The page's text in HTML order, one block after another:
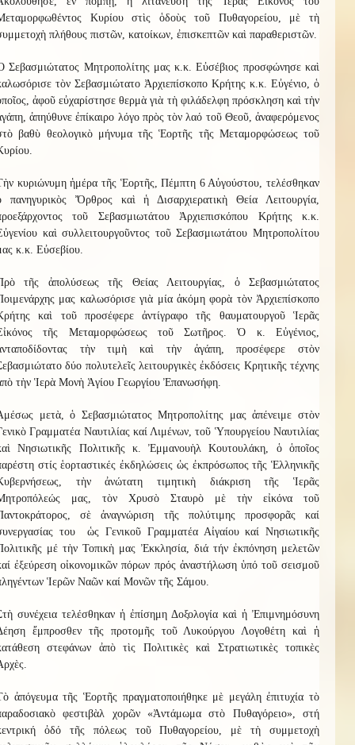
Κυρίου στὶς ὁδοὺς τοῦ Πυθαγορείου, μὲ τὴ
πλήθους πιστῶν, κατοίκων, ἐπισκεπτῶν καὶ παραθεριστῶν.
Σεβασμιώτατος Μητροπολίτης μας κ.κ. Εὐσέβιος προσφώνησε καὶ
τὸν Σεβασμιώτατο Ἀρχιεπίσκοπο Κρήτης κ.κ. Εὐγένιο, ὁ
ἀφοῦ εὐχαρίστησε θερμὰ γιὰ τὴ φιλάδελφη πρόσκληση καὶ τὴν
ἀπηύθυνε ἐπίκαιρο λόγο πρὸς τὸν λαό τοῦ Θεοῦ, ἀναφερόμενος
βαθὺ θεολογικὸ μήνυμα τῆς Ἑορτῆς τῆς Μεταμορφώσεως τοῦ
κυριώνυμη ἡμέρα τῆς Ἑορτῆς, Πέμπτη 6 Αὐγούστου, τελέσθηκαν
πανηγυρικὸς Ὄρθρος καὶ ἡ Δισαρχιερατικὴ Θεία Λειτουργία,
τοῦ Σεβασμιωτάτου Ἀρχιεπισκόπου Κρήτης κ.κ.
καὶ συλλειτουργοῦντος τοῦ Σεβασμιωτάτου Μητροπολίτου
κ.κ. Εὐσεβίου.
τῆς ἀπολύσεως τῆς Θείας Λειτουργίας, ὁ Σεβασμιώτατος
μας καλωσόρισε γιὰ μία ἀκόμη φορὰ τὸν Ἀρχιεπίσκοπο
καὶ τοῦ προσέφερε ἀντίγραφο τῆς θαυματουργοῦ Ἱερᾶς
τῆς Μεταμορφώσεως τοῦ Σωτῆρος. Ὁ κ. Εὐγένιος,
τὴν τιμὴ καὶ τὴν ἀγάπη, προσέφερε στὸν
δύο πολυτελεῖς λειτουργικὲς ἐκδόσεις Κρητικῆς τέχνης
τὴν Ἱερὰ Μονὴ Ἁγίου Γεωργίου Ἐπανωσήφη.
μετὰ, ὁ Σεβασμιώτατος Μητροπολίτης μας ἀπένειμε στὸν
Γραμματέα Ναυτιλίας καί Λιμένων, τοῦ Ὑπουργείου Ναυτιλίας
Νησιωτικῆς Πολιτικῆς κ. Ἐμμανουὴλ Κουτουλάκη, ὁ ὁποῖος
στίς ἑορταστικές ἐκδηλώσεις ὡς ἐκπρόσωπος τῆς Ἑλληνικῆς
τὴν ἀνώτατη τιμητικὴ διάκριση τῆς Ἱερᾶς
μας, τὸν Χρυσὸ Σταυρὸ μὲ τὴν εἰκόνα τοῦ
σὲ ἀναγνώριση τῆς πολύτιμης προσφορᾶς καί
του ὡς Γενικοῦ Γραμματέα Αἰγαίου καί Νησιωτικῆς
μέ τὴν Τοπικὴ μας Ἐκκλησία, διά τήν ἐκπόνηση μελετῶν
ἐξεύρεση οἰκονομικῶν πόρων πρός ἀναστήλωση ὑπό τοῦ σεισμοῦ
Ἱερῶν Ναῶν καί Μονῶν τῆς Σάμου.
συνέχεια τελέσθηκαν ἡ ἐπίσημη Δοξολογία καὶ ἡ Ἐπιμνημόσυνη
ἔμπροσθεν τῆς προτομῆς τοῦ Λυκούργου Λογοθέτη καὶ ἡ
στεφάνων ἀπὸ τὶς Πολιτικὲς καὶ Στρατιωτικὲς τοπικὲς
ἀπόγευμα τῆς Ἑορτῆς πραγματοποιήθηκε μὲ μεγάλη ἐπιτυχία τὸ
φεστιβὰλ χορῶν «Ἀντάμωμα στὸ Πυθαγόρειο», στή
ὀδό τῆς πόλεως τοῦ Πυθαγορείου, μὲ τὴ συμμετοχὴ